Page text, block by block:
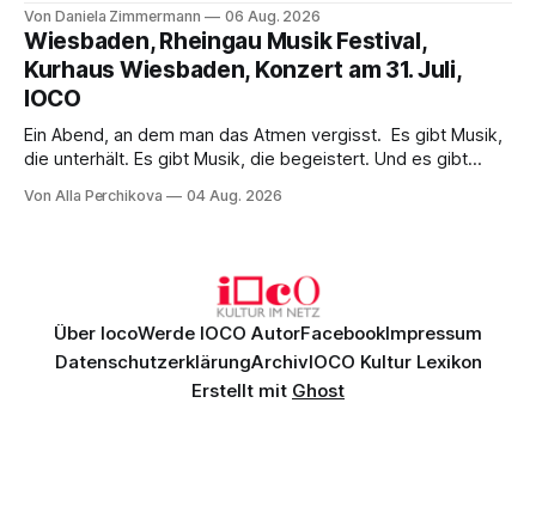
psychologische Tiefe mit starken Bildern, getragen von
einem spielfreudigen Ensemble und einer musikalisch
überzeugenden Gesamtleistung.
Von Daniela Zimmermann 06 Aug. 2026
Wiesbaden, Rheingau Musik Festival,
Kurhaus Wiesbaden, Konzert am 31. Juli,
IOCO
Ein Abend, an dem man das Atmen vergisst. Es gibt Musik,
die unterhält. Es gibt Musik, die begeistert. Und es gibt
Genau so war der Abend im Kurhaus Wiesbaden, an dem
Von Alla Perchikova 04 Aug. 2026
Über IocoWerde IOCO AutorFacebookImpressum
DatenschutzerklärungArchivIOCO Kultur Lexikon
Erstellt mit Ghost